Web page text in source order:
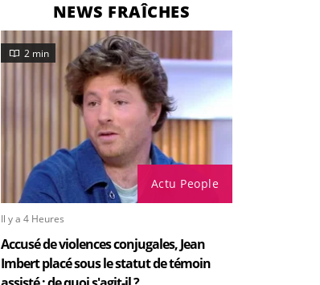
NEWS FRAÎCHES
Actu People
2 min
Il y a 4 Heures
Accusé de violences conjugales, Jean
Imbert placé sous le statut de témoin